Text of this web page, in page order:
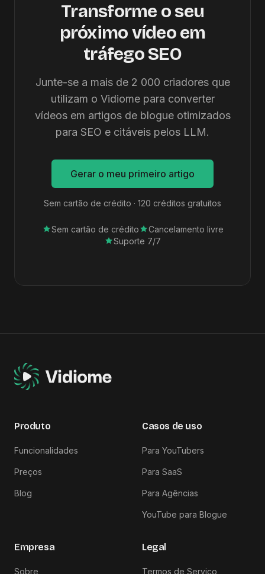
Transforme o seu
próximo vídeo em
tráfego SEO
Junte-se a mais de 2 000 criadores que
utilizam o Vidiome para converter
vídeos em artigos de blogue otimizados
para SEO e citáveis pelos LLM.
Gerar o meu primeiro artigo
Sem cartão de crédito · 120 créditos gratuitos
Sem cartão de crédito
Cancelamento livre
Suporte 7/7
Produto
Funcionalidades
Preços
Blog
Casos de uso
Para YouTubers
Para SaaS
Para Agências
YouTube para Blogue
Empresa
Sobre
Legal
Termos de Serviço